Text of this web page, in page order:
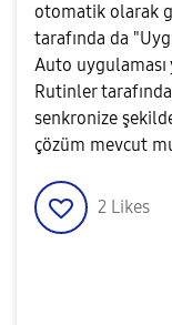
otomatik olarak
tarafında da
Auto uygulaması
Rutinler
senkronize
çözüm mevcut
2 Likes